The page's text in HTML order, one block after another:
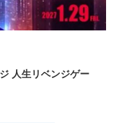
人生リベンジゲー